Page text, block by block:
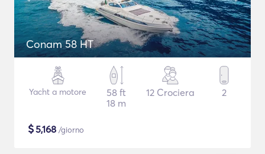
Conam 58 HT
Yacht a motore
58 ft
18 m
12 Crociera 2
$5,168 /giorno